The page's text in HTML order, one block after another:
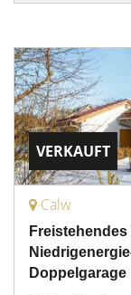
VERKAUFT
Calw
Freistehendes
Doppelgarage